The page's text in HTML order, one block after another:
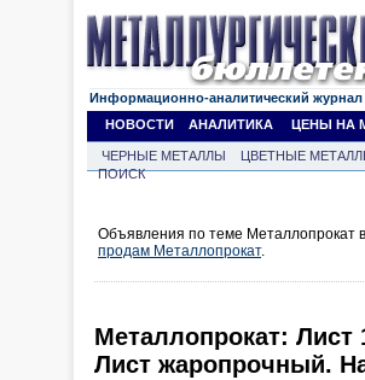
Информационно-аналитический журнал
НОВОСТИ
АНАЛИТИКА ЦЕНЫ НА
ЧЕРНЫЕ МЕТАЛЛЫ ЦВЕТНЫЕ
ПОИСК
Объявления по теме Металлопрокат
продам Металлопрокат.
Металлопрокат:
Лист жаропрочный.